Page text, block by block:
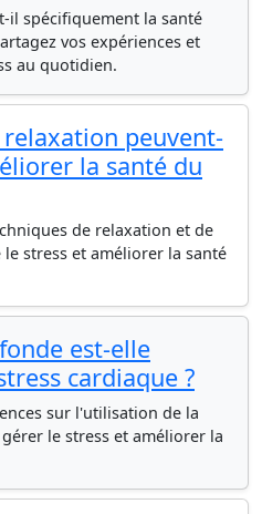
il spécifiquement la santé
vos expériences et
au quotidien.
relaxation peuvent-
la santé du
de relaxation et de
stress et améliorer la santé
est-elle
cardiaque ?
sur l'utilisation de la
le stress et améliorer la